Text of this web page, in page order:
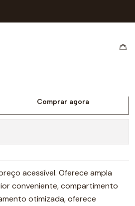
Oxford
Comprar agora
acessível. Oferece ampla
conveniente, compartimento
otimizada, oferece